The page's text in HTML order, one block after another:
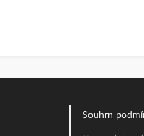
Souhrn